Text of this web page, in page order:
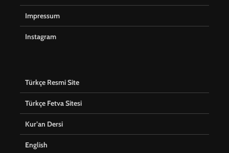
Impressum
Instagram
Türkçe Resmi Site
Türkçe Fetva Sitesi
Kur’an Dersi
English